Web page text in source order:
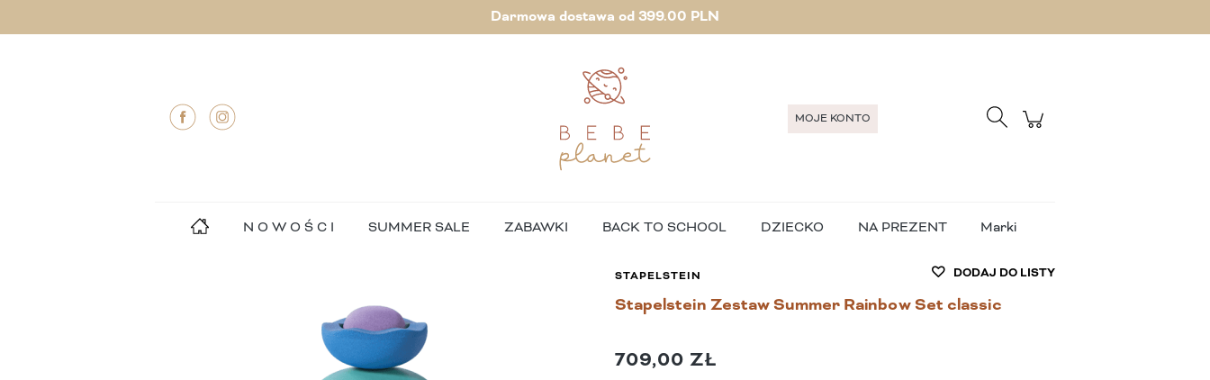
Darmowa dostawa od 399.00 PLN
MOJE KONTO
N O W O Ś C I SUMMER SALE ZABAWKI BACK TO SCHOOL DZIECKO NA PREZENT Marki
DODAJ DO LISTY
STAPELSTEIN
Stapelstein Zestaw Summer Rainbow Set classic
709,00 ZŁ